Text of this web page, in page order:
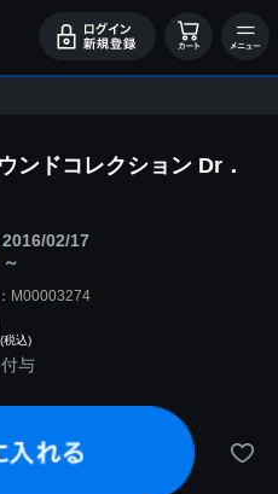
ンドコレクション Dr．
2016/02/17
～
M00003274
(税込)
与